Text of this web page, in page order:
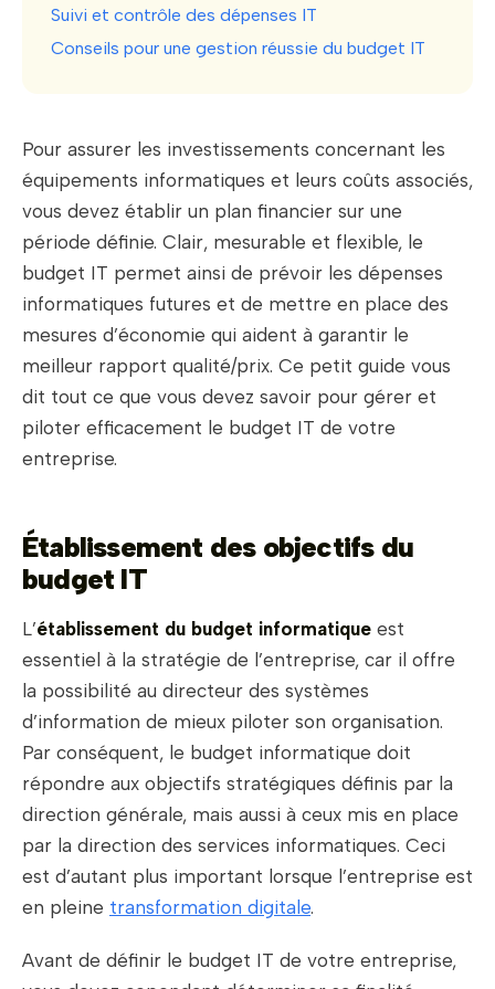
Suivi et contrôle des dépenses IT
Conseils pour une gestion réussie du budget IT
Pour assurer les investissements concernant les
équipements informatiques et leurs coûts associés,
vous devez établir un plan financier sur une
période définie. Clair, mesurable et flexible, le
budget IT permet ainsi de prévoir les dépenses
informatiques futures et de mettre en place des
mesures d’économie qui aident à garantir le
meilleur rapport qualité/prix. Ce petit guide vous
dit tout ce que vous devez savoir pour gérer et
piloter efficacement le budget IT de votre
entreprise.
Établissement des objectifs du
budget IT
L’établissement du budget informatique est
essentiel à la stratégie de l’entreprise, car il offre
la possibilité au directeur des systèmes
d’information de mieux piloter son organisation.
Par conséquent, le budget informatique doit
répondre aux objectifs stratégiques définis par la
direction générale, mais aussi à ceux mis en place
par la direction des services informatiques. Ceci
est d’autant plus important lorsque l’entreprise est
en pleine transformation digitale.
Avant de définir le budget IT de votre entreprise,